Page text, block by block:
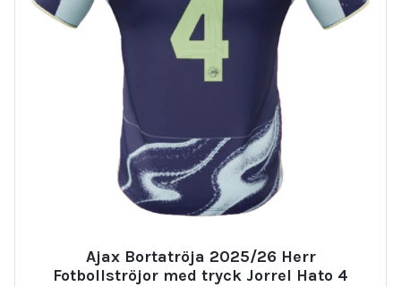
Ajax Bortatröja 2025/26 Herr
Fotbollströjor med tryck Jorrel Hato 4